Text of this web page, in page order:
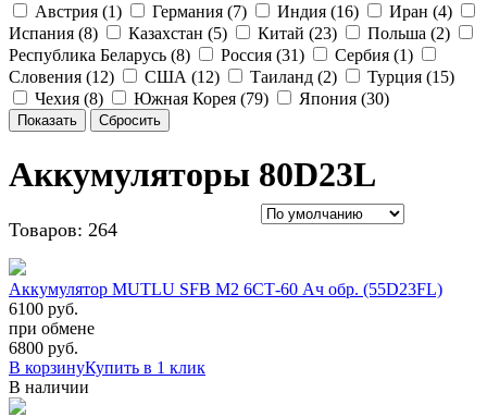
Австрия (1) Германия (7) Индия (16) Иран (4)
Испания (8) Казахстан (5) Китай (23) Польша (2)
Республика Беларусь (8) Россия (31) Сербия (1)
Словения (12) США (12) Таиланд (2) Турция (15)
Чехия (8) Южная Корея (79) Япония (30)
Показать Сбросить
Аккумуляторы 80D23L
Товаров: 264
Аккумулятор MUTLU SFB M2 6СТ-60 Ач обр. (55D23FL)
6100 руб.
при обмене
6800 руб.
В корзинуКупить в 1 клик
В наличии